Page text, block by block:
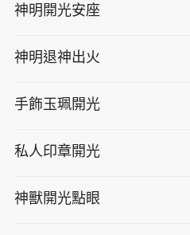
神明開光安座
神明退神出火
手飾玉珮開光
私人印章開光
神獸開光點眼